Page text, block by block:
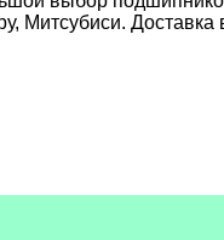
Митсубиси. Доставка